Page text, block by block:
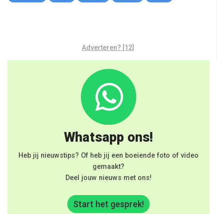
Adverteren? [12]
Whatsapp ons!
Heb jij nieuwstips? Of heb jij een boeiende foto of video
gemaakt?
Deel jouw nieuws met ons!
Start het gesprek!